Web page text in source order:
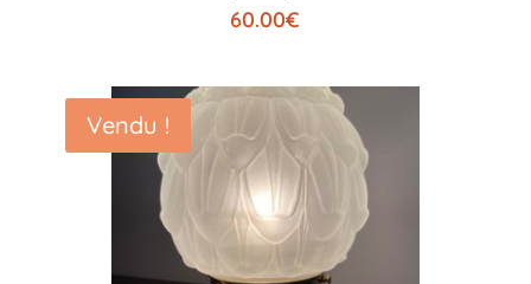
60.00€
Vendu !